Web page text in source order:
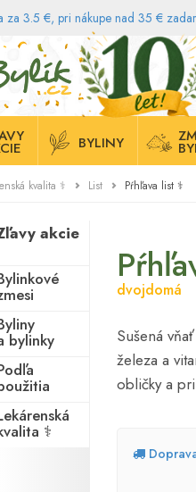
za 3.5 €, pri nákupe nad 35 €
BYLINY
kvalita ⚕ List Pŕhľava list ⚕
akcie
bylinky
⚕
dvojdomá
Sušená
železa a
obličky a